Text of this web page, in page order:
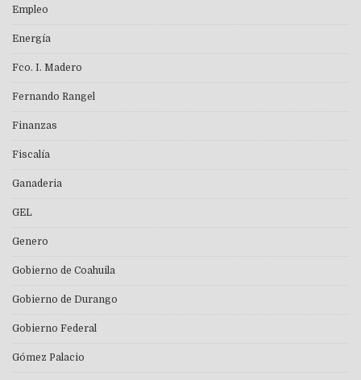
Empleo
Energía
Fco. I. Madero
Fernando Rangel
Finanzas
Fiscalía
Ganaderia
GEL
Genero
Gobierno de Coahuila
Gobierno de Durango
Gobierno Federal
Gómez Palacio